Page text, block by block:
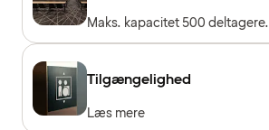
Maks. kapacitet 500 deltagere.
Tilgængelighed
Læs mere